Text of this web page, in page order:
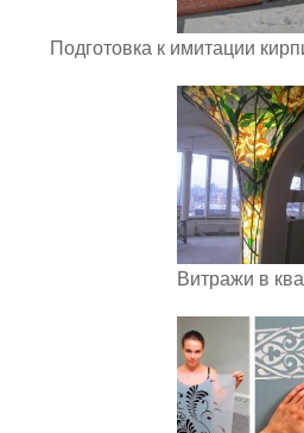
Подготовка к имитации
Витражи в